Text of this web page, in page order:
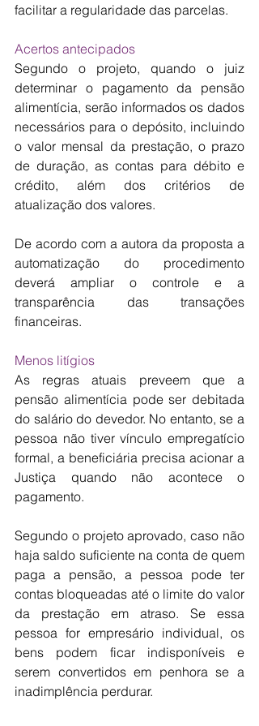
facilitar a regularidade das parcelas.
Acertos antecipados
Segundo o projeto, quando o juiz
determinar o pagamento da pensão
alimentícia, serão informados os dados
necessários para o depósito, incluindo
o valor mensal da prestação, o prazo
de duração, as contas para débito e
crédito, além dos critérios de
atualização dos valores.
De acordo com a autora da proposta a
automatização do procedimento
deverá ampliar o controle e a
transparência das transações
financeiras.
Menos litígios
As regras atuais preveem que a
pensão alimentícia pode ser debitada
do salário do devedor. No entanto, se a
pessoa não tiver vínculo empregatício
formal, a beneficiária precisa acionar a
Justiça quando não acontece o
pagamento.
Segundo o projeto aprovado, caso não
haja saldo suficiente na conta de quem
paga a pensão, a pessoa pode ter
contas bloqueadas até o limite do valor
da prestação em atraso. Se essa
pessoa for empresário individual, os
bens podem ficar indisponíveis e
serem convertidos em penhora se a
inadimplência perdurar.